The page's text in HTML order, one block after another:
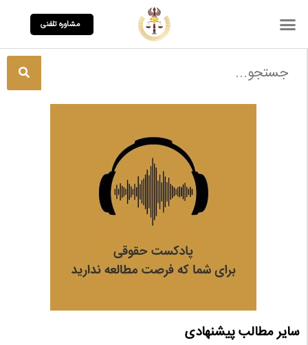
مشاوره تلفنی
سایر مطالب پیشنهادی